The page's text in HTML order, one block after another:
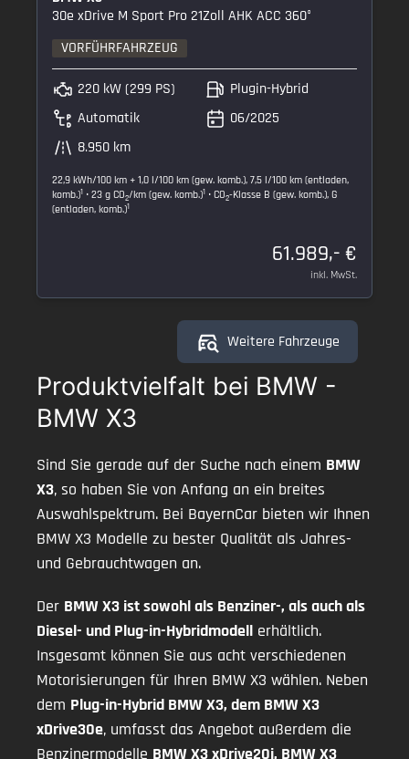
30e xDrive M Sport Pro 21Zoll AHK ACC 360°
VORFÜHRFAHRZEUG
220 kW (299 PS)
Automatik
8.950 km
Plugin-Hybrid
06/2025
22,9 kWh/100 km + 1,0 l/100 km (gew. komb.), 7,5 l/100 km (entladen,
komb.)1 • 23 g CO2/km (gew. komb.)1 • CO2-Klasse B (gew. komb.), G
(entladen, komb.)1
61.989,- €
inkl. MwSt.
Weitere Fahrzeuge
Produktvielfalt bei BMW -
BMW X3
Sind Sie gerade auf der Suche nach einem BMW
X3, so haben Sie von Anfang an ein breites
Auswahlspektrum. Bei BayernCar bieten wir Ihnen
BMW X3 Modelle zu bester Qualität als Jahres-
und Gebrauchtwagen an.
Der BMW X3 ist sowohl als Benziner-, als auch als
Diesel- und Plug-in-Hybridmodell erhältlich.
Insgesamt können Sie aus acht verschiedenen
Motorisierungen für Ihren BMW X3 wählen. Neben
dem Plug-in-Hybrid BMW X3, dem BMW X3
xDrive30e, umfasst das Angebot außerdem die
Benzinermodelle BMW X3 xDrive20i, BMW X3